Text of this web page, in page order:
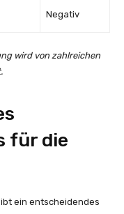
Negativ
wird von zahlreichen
für die
ein entscheidendes